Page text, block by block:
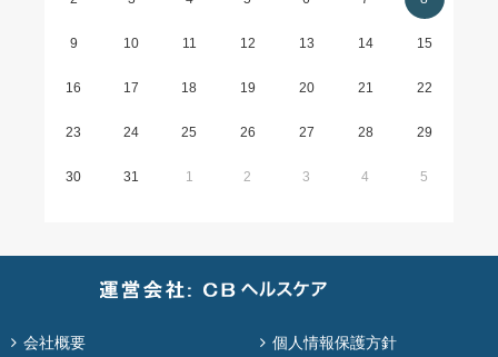
9 10 11 12 13 14 15
16 17 18 19 20 21 22
23 24 25 26 27 28 29
30 31 1 2 3 4 5
会社概要 個人情報保護方針